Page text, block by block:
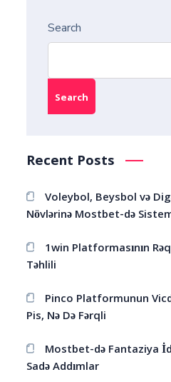
Search
Search
Recent Posts
Voleybol, Beysbol və
Növlərinə Mostbet-də
1win Platformasının
Təhlili
Pinco Platformunun
Pis, Nə Də Fərqli
Mostbet-də Fantaziya
Sadə Addımlar